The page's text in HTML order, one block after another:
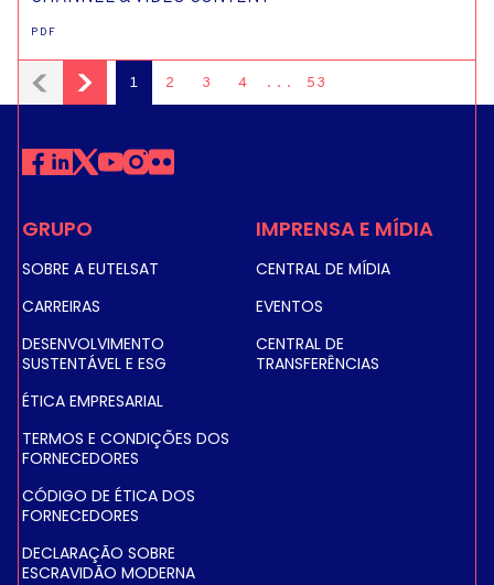
PDF
1 2 3 4 ... 53
GRUPO
SOBRE A EUTELSAT
CARREIRAS
DESENVOLVIMENTO
SUSTENTÁVEL E ESG
ÉTICA EMPRESARIAL
TERMOS E CONDIÇÕES DOS
FORNECEDORES
CÓDIGO DE ÉTICA DOS
FORNECEDORES
DECLARAÇÃO SOBRE
ESCRAVIDÃO MODERNA
IMPRENSA E MÍDIA
CENTRAL DE MÍDIA
EVENTOS
CENTRAL DE
TRANSFERÊNCIAS